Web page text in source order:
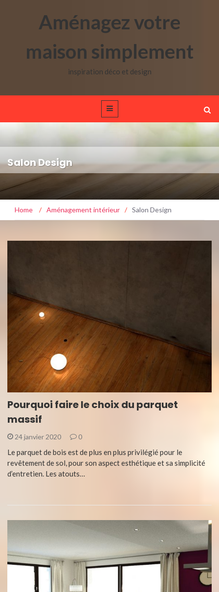
Aménagez votre
maison simplement
inspiration déco et design
Salon Design
Home / Aménagement intérieur / Salon Design
Pourquoi faire le choix du parquet
massif
24 janvier 2020 0
Le parquet de bois est de plus en plus privilégié pour le
revêtement de sol, pour son aspect esthétique et sa simplicité
d’entretien. Les atouts…